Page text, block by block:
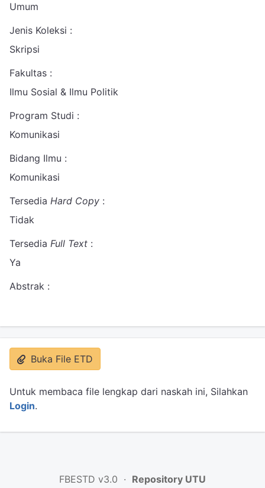
Umum
Jenis Koleksi :
Skripsi
Fakultas :
Ilmu Sosial & Ilmu Politik
Program Studi :
Komunikasi
Bidang Ilmu :
Komunikasi
Tersedia Hard Copy :
Tidak
Tersedia Full Text :
Ya
Abstrak :
Buka File ETD
Untuk membaca file lengkap dari naskah ini, Silahkan
Login.
FBESTD v3.0 · Repository UTU